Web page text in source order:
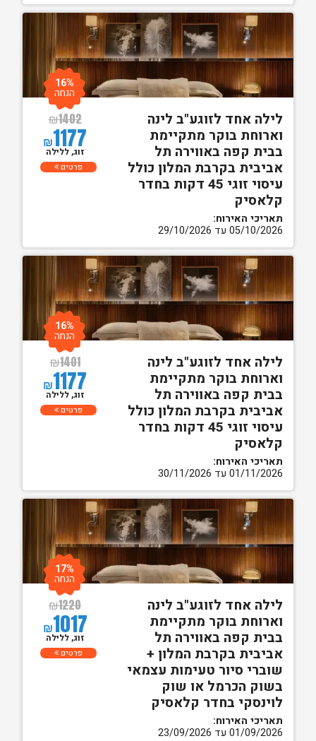
לילה אחד לזוגע"ב לינה
וארוחת בוקר מתקיימת
בבית קפה באווירה תל
אביבית בקרבת המלון כולל
עיסוי זוגי 45 דקות בחדר
קלאסיק
תאריכי האירוח:
05/10/2026 עד 29/10/2026
₪1402
₪1177
16%
הנחה
זוג, ללילה
פרטים
לילה אחד לזוגע"ב לינה
וארוחת בוקר מתקיימת
בבית קפה באווירה תל
אביבית בקרבת המלון כולל
עיסוי זוגי 45 דקות בחדר
קלאסיק
תאריכי האירוח:
01/11/2026 עד 30/11/2026
₪1401
₪1177
16%
הנחה
זוג, ללילה
פרטים
לילה אחד לזוגע"ב לינה
וארוחת בוקר מתקיימת
בבית קפה באווירה תל
אביבית בקרבת המלון +
שוברי סיור טעימות עצמאי
בשוק הכרמל או שוק
לוינסקי בחדר קלאסיק
תאריכי האירוח:
01/09/2026 עד 23/09/2026
₪1220
₪1017
17%
הנחה
זוג, ללילה
פרטים